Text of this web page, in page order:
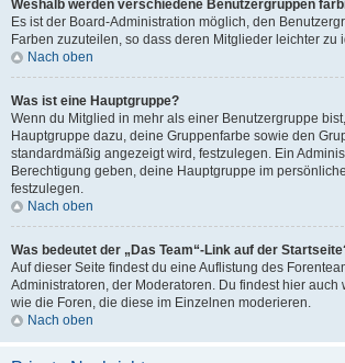
Weshalb werden verschiedene Benutzergruppen
Es ist der Board-Administration möglich, den
Farben zuzuteilen, so dass deren Mitglieder leichter zu
Nach oben
Was ist eine Hauptgruppe?
Wenn du Mitglied in mehr als einer Benutzergruppe
Hauptgruppe dazu, deine Gruppenfarbe sowie den
standardmäßig angezeigt wird, festzulegen. Ein
Berechtigung geben, deine Hauptgruppe im
festzulegen.
Nach oben
Was bedeutet der „Das Team“-Link auf der
Auf dieser Seite findest du eine Auflistung des
Administratoren, der Moderatoren. Du findest hier auch
wie die Foren, die diese im Einzelnen moderieren.
Nach oben